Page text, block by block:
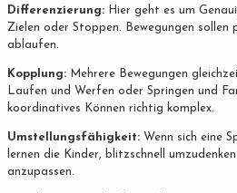
Differenzierung: Hier geht es um
Zielen oder Stoppen. Bewegungen
ablaufen.
Kopplung: Mehrere Bewegungen
Laufen und Werfen oder Springen und
koordinatives Können richtig komplex.
Umstellungsfähigkeit: Wenn sich eine
lernen die Kinder, blitzschnell
anzupassen.